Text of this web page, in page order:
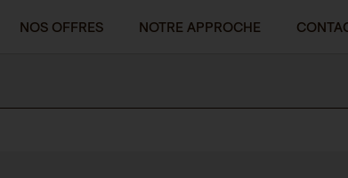
NOS OFFRES NOTRE APPROCHE